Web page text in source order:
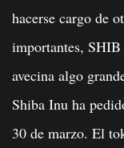
hacerse cargo de
importantes, SHIB
avecina algo
Shiba Inu ha
30 de marzo. El